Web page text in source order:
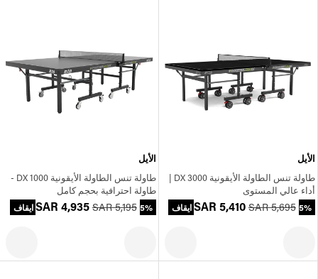
الأيل
طاولة تنس الطاولة الأيقونية 3000 DX |
أداء عالي المستوى
SAR 5,410 SAR 5,695 5% ايقاف
الأيل
طاولة تنس الطاولة الأيقونية 1000 DX -
طاولة احترافية بحجم كامل
SAR 4,935 SAR 5,195 5% ايقاف